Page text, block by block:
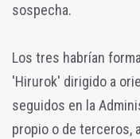
sospecha.
Los tres habrían
'Hirurok' dirigido a
seguidos en la
propio o de terceros,